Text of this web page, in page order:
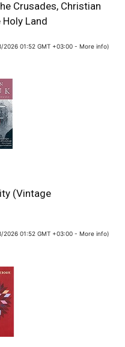
Crusades, Christian
Land
2026 01:52 GMT +03:00 - More info)
(Vintage
2026 01:52 GMT +03:00 - More info)